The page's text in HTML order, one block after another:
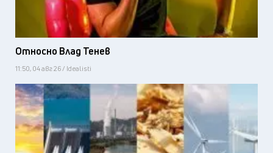
Относно Влад Тенев
11:50, 04 авг 26 / Idealisti